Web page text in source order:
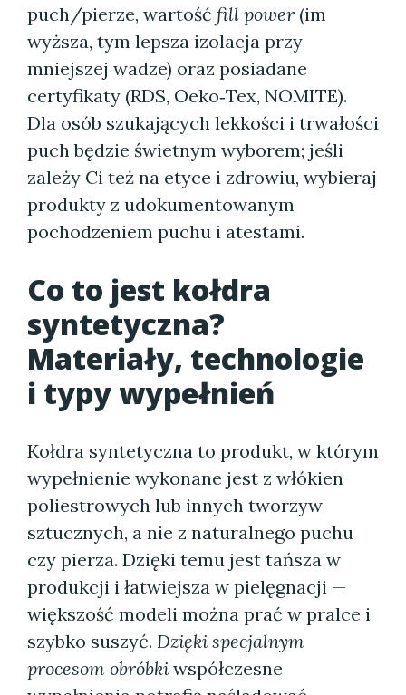
puch/pierze, wartość fill power (im
wyższa, tym lepsza izolacja przy
mniejszej wadze) oraz posiadane
certyfikaty (RDS, Oeko‑Tex, NOMITE).
Dla osób szukających lekkości i trwałości
puch będzie świetnym wyborem; jeśli
zależy Ci też na etyce i zdrowiu, wybieraj
produkty z udokumentowanym
pochodzeniem puchu i atestami.
Co to jest kołdra
syntetyczna?
Materiały, technologie
i typy wypełnień
Kołdra syntetyczna to produkt, w którym
wypełnienie wykonane jest z włókien
poliestrowych lub innych tworzyw
sztucznych, a nie z naturalnego puchu
czy pierza. Dzięki temu jest tańsza w
produkcji i łatwiejsza w pielęgnacji —
większość modeli można prać w pralce i
szybko suszyć. Dzięki specjalnym
procesom obróbki współczesne